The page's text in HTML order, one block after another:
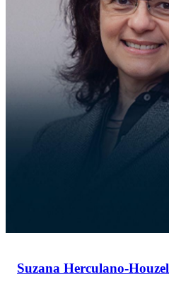
Suzana Herculano-Houzel